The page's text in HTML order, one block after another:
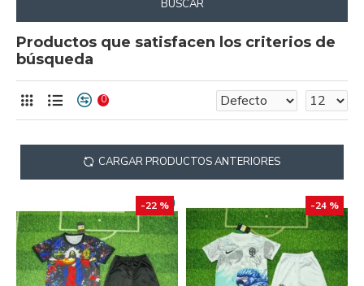
BUSCAR
Productos que satisfacen los criterios de
búsqueda
0
CARGAR PRODUCTOS ANTERIORES
-22 % -24 %